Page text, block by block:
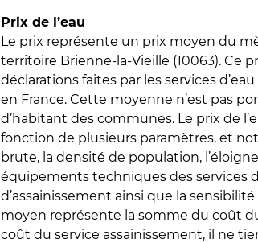
Prix de l’eau
Le prix représente un prix moyen du
territoire Brienne-la-Vieille (10063). Ce
déclarations faites par les services
en France. Cette moyenne n’est pas
d’habitant des communes. Le prix de
fonction de plusieurs paramètres, et
brute, la densité de population,
équipements techniques des services
d’assainissement ainsi que la
moyen représente la somme du coût
coût du service assainissement, il ne